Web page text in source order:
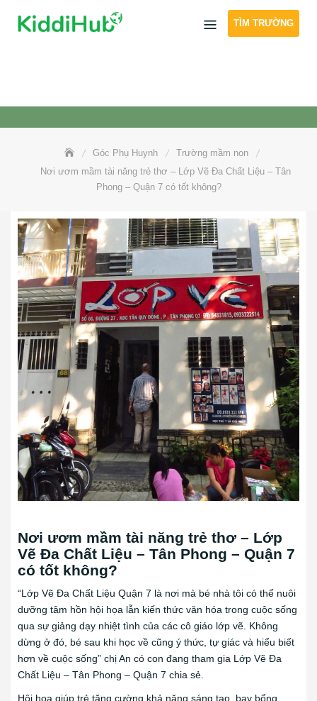
TÌM TRƯỜNG
Góc Phụ Huynh
Trường mầm non
Nơi ươm mầm tài năng trẻ thơ – Lớp Vẽ Đa Chất Liệu – Tân
Phong – Quận 7 có tốt không?
Nơi ươm mầm tài năng trẻ thơ – Lớp
Vẽ Đa Chất Liệu – Tân Phong – Quận 7
có tốt không?
“Lớp Vẽ Đa Chất Liệu Quận 7 là nơi mà bé nhà tôi có thể nuôi
dưỡng tâm hồn hội họa lẫn kiến thức văn hóa trong cuộc sống
qua sự giảng dạy nhiệt tình của các cô giáo lớp vẽ. Không
dừng ở đó, bé sau khi học về cũng ý thức, tự giác và hiểu biết
hơn về cuộc sống” chị An có con đang tham gia Lớp Vẽ Đa
Chất Liệu – Tân Phong – Quận 7 chia sẻ.
Hội họa giúp trẻ tăng cường khả năng sáng tạo, bay bổng